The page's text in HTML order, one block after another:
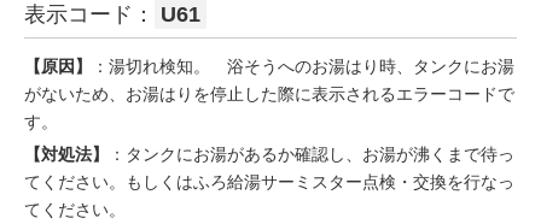
表示コード： U61
【原因】
：湯切れ検知。 浴そうへのお湯はり時、タンクにお湯
がないため、お湯はりを停止した際に表示されるエラーコードで
す。
【対処法】
：タンクにお湯があるか確認し、お湯が沸くまで待っ
てください。もしくはふろ給湯サーミスター点検・交換を行なっ
てください。